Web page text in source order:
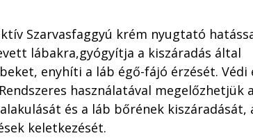
Szarvasfaggyú krém nyugtató
lábakra,gyógyítja a kiszáradás által
enyhíti a láb égő-fájó érzését. Védi
használatával megelőzhetjük a
és a láb bőrének kiszáradását,
keletkezését.